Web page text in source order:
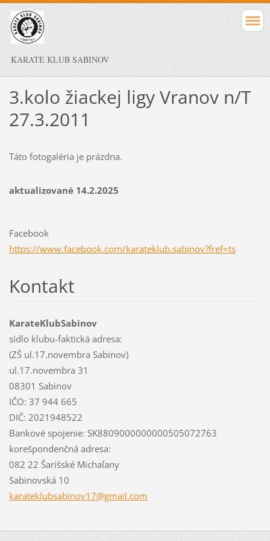
KARATE KLUB SABINOV
3.kolo žiackej ligy Vranov n/T
27.3.2011
Táto fotogaléria je prázdna.
aktualizované 14.2.2025
Facebook
https://www.facebook.com/karateklub.sabinov?fref=ts
Kontakt
KarateKlubSabinov
sídlo klubu-faktická adresa:
(ZŠ ul.17.novembra Sabinov)
ul.17.novembra 31
08301 Sabinov
IČO: 37 944 665
DIČ: 2021948522
Bankové spojenie: SK8809000000000505072763
korešpondenčná adresa:
082 22 Šarišské Michaľany
Sabinovská 10
karateklubsabinov17@gmail.com